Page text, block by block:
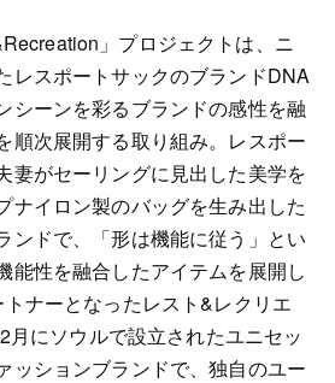
」プロジェクトは、ニ
レスポートサックのブランドDNA
シーンを彩るブランドの感性を融
順次展開する取り組み。レスポー
妻がセーリングに見出した美学を
ナイロン製のバッグを生み出した
ンドで、「形は機能に従う」とい
能性を融合したアイテムを展開し
ナーとなったレスト&レクリエ
月にソウルで設立されたユニセッ
ッションブランドで、独自のユー